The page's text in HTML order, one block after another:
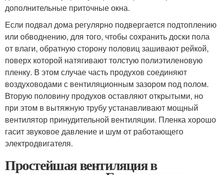
дополнительные приточные окна.
Если подвал дома регулярно подвергается подтоплению
или обводнению, для того, чтобы сохранить доски пола
от влаги, обратную сторону половиц зашивают рейкой,
поверх которой натягивают толстую полиэтиленовую
пленку. В этом случае часть продухов соединяют
воздуховодами с вентиляционным зазором под полом.
Вторую половину продухов оставляют открытыми, но
при этом в вытяжную трубу устанавливают мощный
вентилятор принудительной вентиляции. Пленка хорошо
гасит звуковое давление и шум от работающего
электродвигателя.
Простейшая вентиляция в